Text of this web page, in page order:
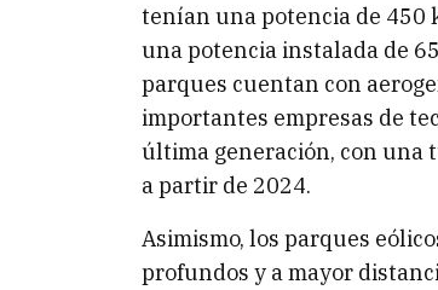
tenían una potencia de 450
una potencia instalada de
parques cuentan con
importantes empresas de
última generación, con una
a partir de 2024.
Asimismo, los parques
profundos y a mayor